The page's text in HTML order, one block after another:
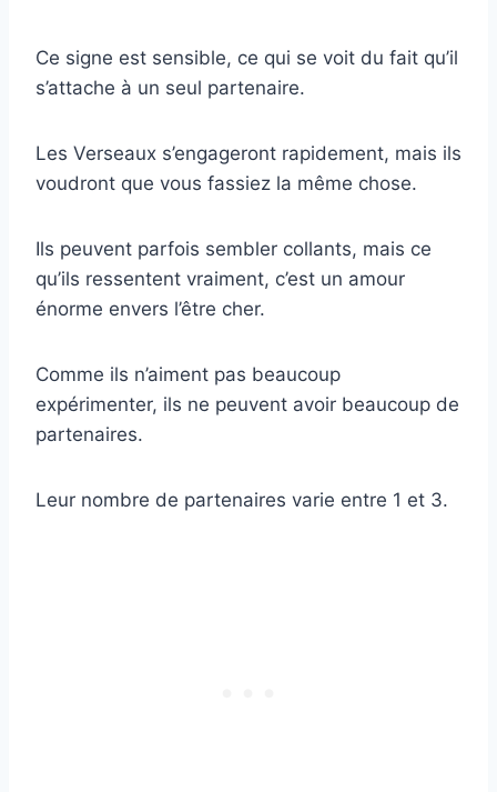
Ce signe est sensible, ce qui se voit du fait qu’il
s’attache à un seul partenaire.
Les Verseaux s’engageront rapidement, mais ils
voudront que vous fassiez la même chose.
Ils peuvent parfois sembler collants, mais ce
qu’ils ressentent vraiment, c’est un amour
énorme envers l’être cher.
Comme ils n’aiment pas beaucoup
expérimenter, ils ne peuvent avoir beaucoup de
partenaires.
Leur nombre de partenaires varie entre 1 et 3.